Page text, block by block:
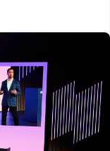
Onramp
Käufe